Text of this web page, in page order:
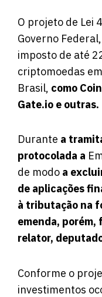
O projeto de Lei
Governo
imposto de até
criptomoedas
Brasil, como
Gate.io e outras.
Durante a
protocolada a
de modo a
de aplicações
à tributação na
emenda,
relator,
Conforme o
investimentos